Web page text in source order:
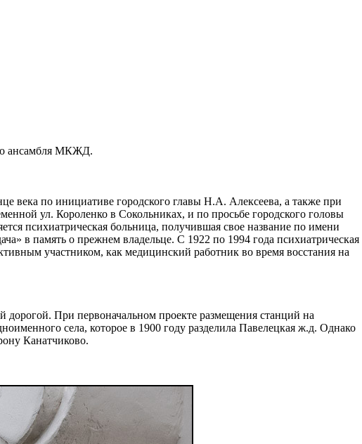
ансамбля МКЖД.
века по инициативе городского главы Н.А. Алексеева, а также при
ул. Короленко в Сокольниках, и по просьбе городского головы
психиатрическая больница, получившая свое название по имени
в память о прежнем владельце. С 1922 по 1994 года психиатрическая
участником, как медицинский работник во время восстания на
дорогой. При первоначальном проекте размещения станций на
села, которое в 1900 году разделила Павелецкая ж.д. Однако
Канатчиково.